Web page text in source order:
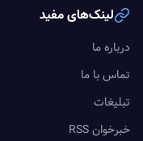
لینک‌های مفید
درباره ما
تماس با ما
تبلیغات
خبرخوان RSS